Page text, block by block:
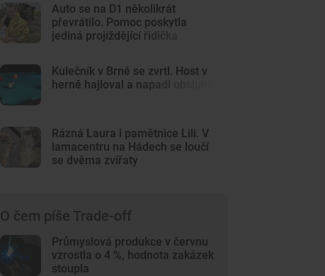
Auto se na D1 několikrát
převrátilo. Pomoc poskytla
jediná projíždějící řidička
Kulečník v Brně se zvrtl. Host v
herně hajloval a napadl obsluhu
Rázná Laura i pamětnice Lili. V
lamacentru na Hádech se loučí
se dvěma zvířaty
O čem píše Trade-off
Průmyslová produkce v červnu
vzrostla o 4 %, hodnota zakázek
stoupla